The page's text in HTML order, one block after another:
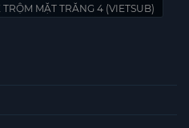
TRỘM MẶT TRĂNG 4 (VIETSUB)